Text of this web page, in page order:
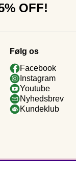
OFF!
Følg os
Facebook
Instagram
Youtube
Nyhedsbrev
Kundeklub